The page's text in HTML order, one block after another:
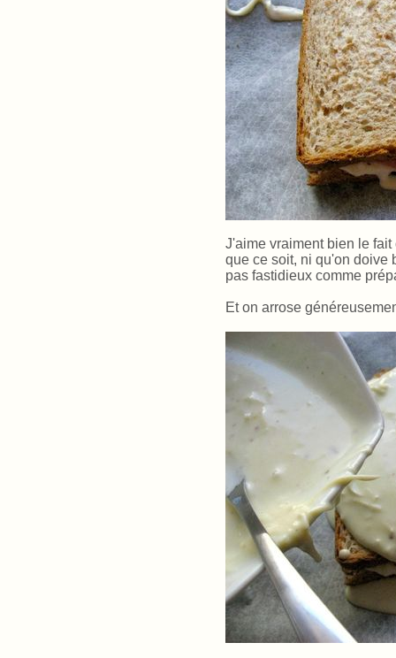
J'aime vraiment bien le
que ce soit, ni qu'on doive
pas fastidieux comme
Et on arrose